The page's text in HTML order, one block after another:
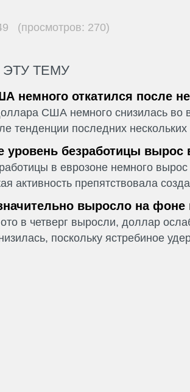
(просмотров: 270)
ТЕМУ
немного откатился после
США немного снизилась во
тенденции последних
уровень безработицы вырос
в еврозоне немного
активность препятствовала
выросло на фоне
в четверг выросли, доллар
поскольку ястребиное